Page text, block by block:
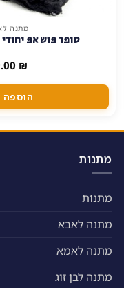
מתנה
סופר פוש אפ
₪
הוספה
מתנות
מתנות
מתנה לאבא
מתנה לאמא
מתנה לבן זוג